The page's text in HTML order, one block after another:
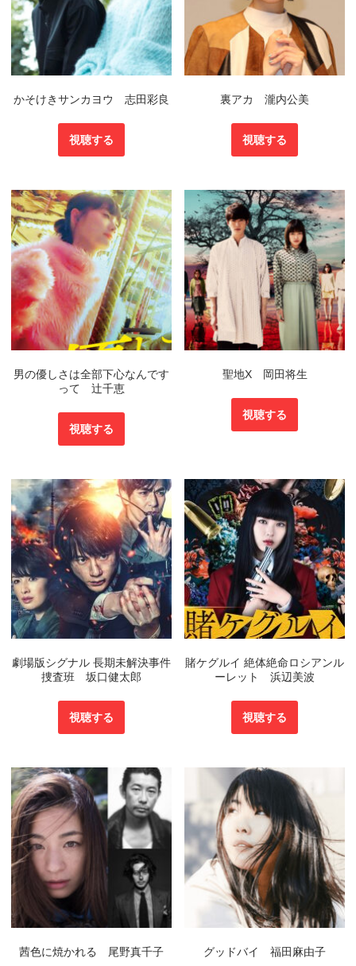
かそけきサンカヨウ 志田彩良
視聴する
裏アカ 瀧内公美
視聴する
男の優しさは全部下心なんです
って 辻千恵
視聴する
聖地X 岡田将生
視聴する
劇場版シグナル 長期未解決事件
捜査班 坂口健太郎
視聴する
賭ケグルイ 絶体絶命ロシアンル
ーレット 浜辺美波
視聴する
茜色に焼かれる 尾野真千子 グッドバイ 福田麻由子